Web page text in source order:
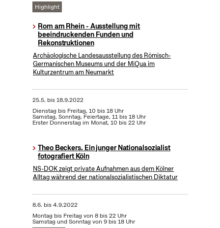
Highlight
Rom am Rhein - Ausstellung mit
beeindruckenden Funden und
Rekonstruktionen
Archäologische Landesausstellung des Römisch-
Germanischen Museums und der MiQua im
Kulturzentrum am Neumarkt
25.5. bis18.9.2022
Dienstag bis Freitag, 10 bis 18 Uhr
Samstag, Sonntag, Feiertage, 11 bis 18 Uhr
Erster Donnerstag im Monat, 10 bis 22 Uhr
Theo Beckers. Ein junger Nationalsozialist
fotografiert Köln
NS-DOK zeigt private Aufnahmen aus dem Kölner
Alltag während der nationalsozialistischen Diktatur
8.6. bis4.9.2022
Montag bis Freitag von 8 bis 22 Uhr
Samstag und Sonntag von 9 bis 18 Uhr